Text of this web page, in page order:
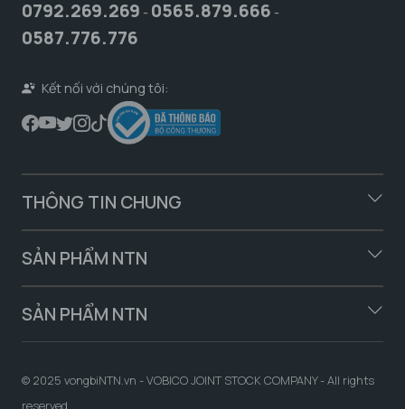
0792.269.269 - 0565.879.666 -
0587.776.776
Kết nối với chúng tôi:
THÔNG TIN CHUNG
SẢN PHẨM NTN
SẢN PHẨM NTN
© 2025 vongbiNTN.vn - VOBICO JOINT STOCK COMPANY - All rights
reserved